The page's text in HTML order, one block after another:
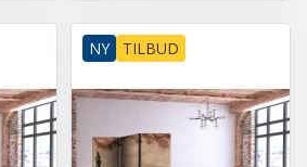
NY TILBUD